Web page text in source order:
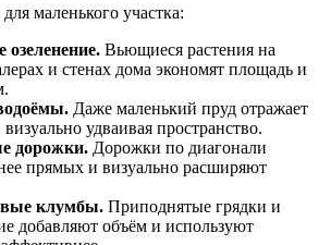
маленького участка:
озеленение. Вьющиеся растения на
и стенах дома экономят площадь и
Даже маленький пруд отражает
удваивая пространство.
дорожки. Дорожки по диагонали
прямых и визуально расширяют
клумбы. Приподнятые грядки и
добавляют объём и используют